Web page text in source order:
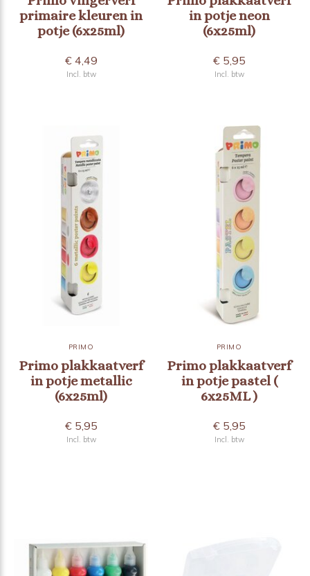
primaire kleuren in
potje (6x25ml)
€ 4,49
Incl. btw
in potje neon
(6x25ml)
€ 5,95
Incl. btw
PRIMO
Primo plakkaatverf
in potje metallic
(6x25ml)
€ 5,95
Incl. btw
PRIMO
Primo plakkaatverf
in potje pastel (
6x25ML )
€ 5,95
Incl. btw